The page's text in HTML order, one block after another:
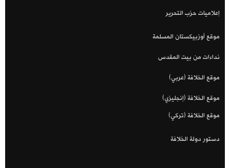
إعلاميات حزب التحرير
موقع أوزبيكستان المسلمة
نداءات من بيت المقدس
موقع الخلافة (عربي)
موقع الخلافة (إنجليزي)
موقع الخلافة (تركي)
دستور دولة الخلافة